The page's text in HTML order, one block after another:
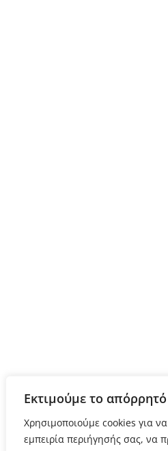
Εκτιμούμε το
Χρησιμοποιούμε cookies για
εμπειρία περιήγησής σας, να